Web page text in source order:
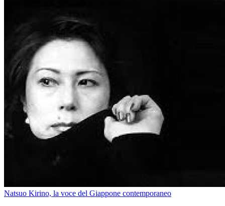
Natsuo Kirino, la voce del Giappone contemporaneo